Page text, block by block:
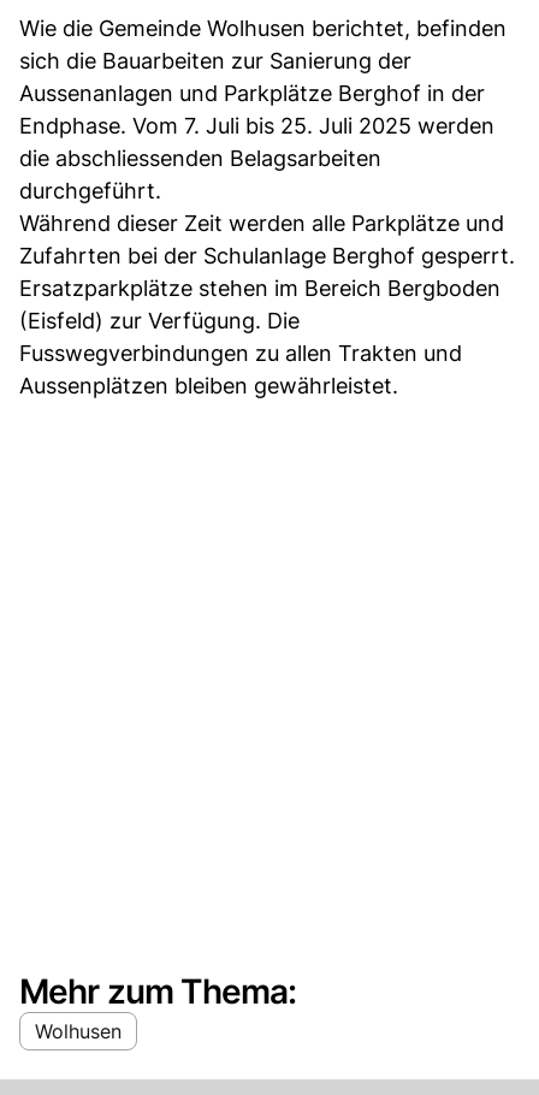
Wie die Gemeinde Wolhusen berichtet, befinden
sich die Bauarbeiten zur Sanierung der
Aussenanlagen und Parkplätze Berghof in der
Endphase. Vom 7. Juli bis 25. Juli 2025 werden
die abschliessenden Belagsarbeiten
durchgeführt.
Während dieser Zeit werden alle Parkplätze und
Zufahrten bei der Schulanlage Berghof gesperrt.
Ersatzparkplätze stehen im Bereich Bergboden
(Eisfeld) zur Verfügung. Die
Fusswegverbindungen zu allen Trakten und
Aussenplätzen bleiben gewährleistet.
Mehr zum Thema:
Wolhusen